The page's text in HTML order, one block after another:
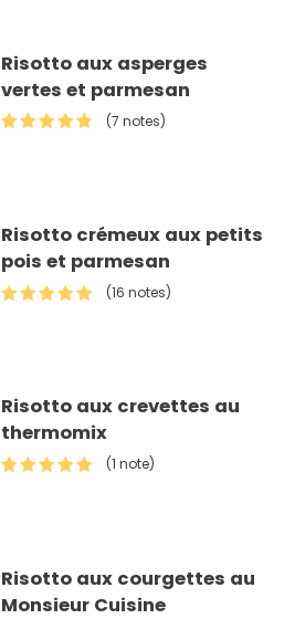
Risotto aux asperges
vertes et parmesan
(7 notes)
Risotto crémeux aux petits
pois et parmesan
(16 notes)
Risotto aux crevettes au
thermomix
(1 note)
Risotto aux courgettes au
Monsieur Cuisine